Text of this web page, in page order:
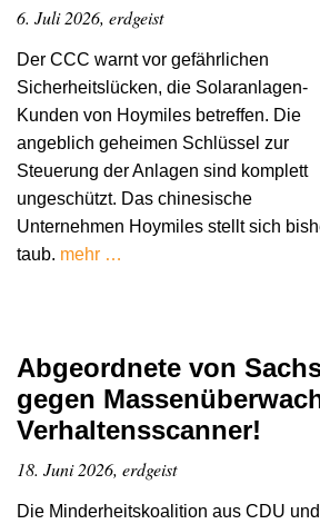
6. Juli 2026, erdgeist
Der CCC warnt vor gefährlichen
Sicherheitslücken, die Solaranlagen-
Kunden von Hoymiles betreffen. Die
angeblich geheimen Schlüssel zur
Steuerung der Anlagen sind komplett
ungeschützt. Das chinesische
Unternehmen Hoymiles stellt sich
taub. mehr …
Abgeordnete von
gegen
Verhaltensscanner!
18. Juni 2026, erdgeist
Die Minderheitskoalition aus CDU